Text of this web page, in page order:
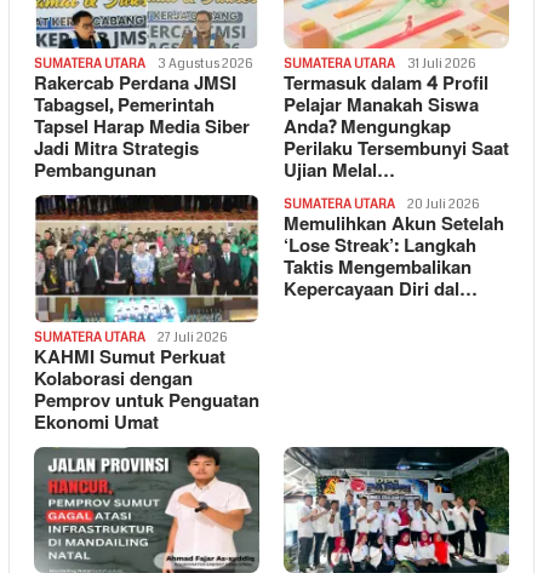
SUMATERA UTARA 3 Agustus 2026
Rakercab Perdana JMSI
Tabagsel, Pemerintah
Tapsel Harap Media Siber
Jadi Mitra Strategis
Pembangunan
SUMATERA UTARA 31 Juli 2026
Termasuk dalam 4 Profil
Pelajar Manakah Siswa
Anda? Mengungkap
Perilaku Tersembunyi Saat
Ujian Melal…
SUMATERA UTARA 27 Juli 2026
KAHMI Sumut Perkuat
Kolaborasi dengan
Pemprov untuk Penguatan
Ekonomi Umat
SUMATERA UTARA 20 Juli 2026
Memulihkan Akun Setelah
‘Lose Streak’: Langkah
Taktis Mengembalikan
Kepercayaan Diri dal…